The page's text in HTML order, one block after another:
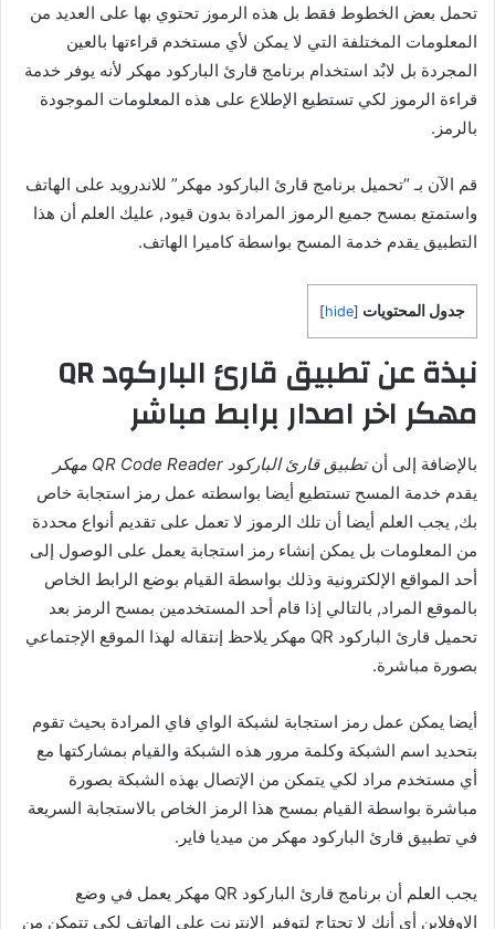
تحمل بعض الخطوط فقط بل هذه الرموز تحتوي بها على العديد من
المعلومات المختلفة التي لا يمكن لأي مستخدم قراءتها بالعين
المجردة بل لابٌد استخدام برنامج قارئ الباركود مهكر لأنه يوفر خدمة
قراءة الرموز لكي تستطيع الإطلاع على هذه المعلومات الموجودة
بالرمز.
قم الآن بـ “تحميل برنامج قارئ الباركود مهكر” للاندرويد على الهاتف
واستمتع بمسح جميع الرموز المرادة بدون قيود, عليك العلم أن هذا
التطبيق يقدم خدمة المسح بواسطة كاميرا الهاتف.
جدول المحتويات [
hide
]
نبذة عن تطبيق قارئ الباركود QR
مهكر اخر اصدار برابط مباشر
بالإضافة إلى أنتطبيق قارئ الباركود QR Code Reader مهكر
يقدم خدمة المسح تستطيع أيضا بواسطته عمل رمز استجابة خاص
بك, يجب العلم أيضا أن تلك الرموز لا تعمل على تقديم أنواع محددة
من المعلومات بل يمكن إنشاء رمز استجابة يعمل على الوصول إلى
أحد المواقع الإلكترونية وذلك بواسطة القيام بوضع الرابط الخاص
بالموقع المراد, بالتالي إذا قام أحد المستخدمين بمسح الرمز بعد
تحميل قارئ الباركود QR مهكر يلاحظ إنتقاله لهذا الموقع الإجتماعي
بصورة مباشرة.
أيضا يمكن عمل رمز استجابة لشبكة الواي فاي المرادة بحيث تقوم
بتحديد اسم الشبكة وكلمة مرور هذه الشبكة والقيام بمشاركتها مع
أي مستخدم مراد لكي يتمكن من الإتصال بهذه الشبكة بصورة
مباشرة بواسطة القيام بمسح هذا الرمز الخاص بالاستجابة السريعة
في تطبيق قارئ الباركود مهكر من ميديا فاير.
يجب العلم أن برنامج قارئ الباركود QR مهكر يعمل في وضع
الاوفلاين أي أنك لا تحتاج لتوفير الإنترنت على الهاتف لكي تتمكن من